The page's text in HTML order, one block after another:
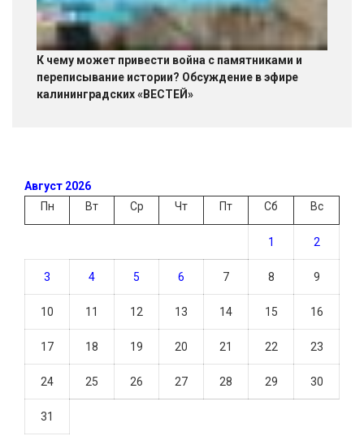
К чему может привести война с памятниками и
переписывание истории? Обсуждение в эфире
калининградских «ВЕСТЕЙ»
Август 2026
Пн
Вт Ср Чт Пт Сб Вс
1 2
3 4 5 6 7 8 9
10 11 12 13 14 15 16
17 18 19 20 21 22 23
24 25 26 27 28 29 30
31